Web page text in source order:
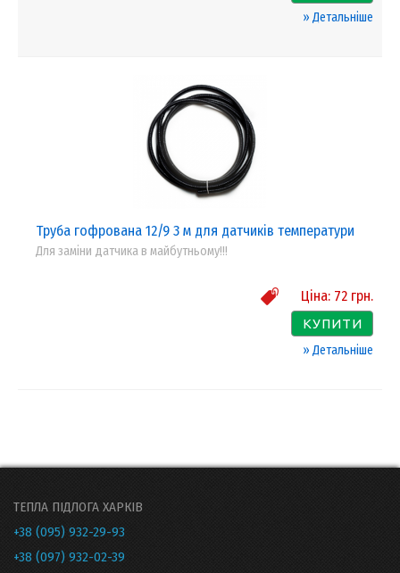
» Детальніше
Труба гофрована 12/9 3 м для датчиків температури
Для заміни датчика в майбутньому!!!
Ціна: 72 грн.
КУПИТИ
» Детальніше
ТЕПЛА ПІДЛОГА ХАРКІВ
+38 (095) 932-29-93
+38 (097) 932-02-39